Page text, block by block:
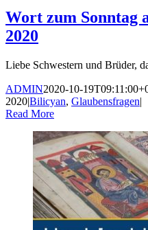
Wort zum Sonntag
2020
Liebe Schwestern und Brüder,
ADMIN2020-10-
2020|Bilicyan, Glaubensfragen|
Read More